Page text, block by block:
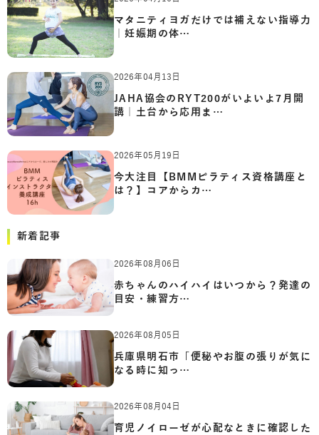
マタニティヨガだけでは補えない指導力
｜妊娠期の体…
2026年04月13日
JAHA協会のRYT200がいよいよ7月開
講｜土台から応用ま…
2026年05月19日
今大注目【BMMピラティス資格講座と
は？】コアからカ…
新着記事
2026年08月06日
赤ちゃんのハイハイはいつから？発達の
目安・練習方…
2026年08月05日
兵庫県明石市「便秘やお腹の張りが気に
なる時に知っ…
2026年08月04日
育児ノイローゼが心配なときに確認した